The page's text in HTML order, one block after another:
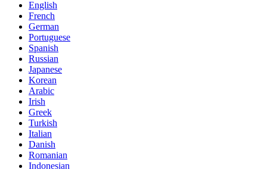
English
French
German
Portuguese
Spanish
Russian
Japanese
Korean
Arabic
Irish
Greek
Turkish
Italian
Danish
Romanian
Indonesian